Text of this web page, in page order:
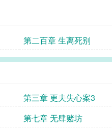
第二百章 生离死别
第三章 更夫失心案3
第七章 无肆赌坊